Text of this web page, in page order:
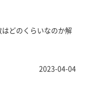
どのくらいなのか解
2023-04-04